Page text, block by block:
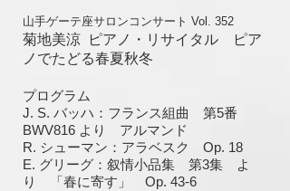
山手ゲーテ座サロンコンサート Vol. 352
菊地美涼 ピアノ・リサイタル ピア
ノでたどる春夏秋冬
プログラム
J. S. バッハ：フランス組曲 第5番
BWV816 より アルマンド
R. シューマン：アラベスク Op. 18
E. グリーグ：叙情小品集 第3集 よ
り 「春に寄す」 Op. 43-6